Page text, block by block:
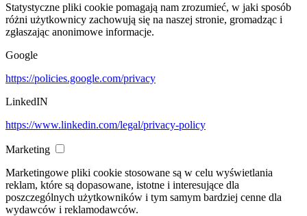
Statystyczne pliki cookie pomagają nam zrozumieć, w jaki sposób
różni użytkownicy zachowują się na naszej stronie, gromadząc i
zgłaszając anonimowe informacje.
Google
https://policies.google.com/privacy
LinkedIN
https://www.linkedin.com/legal/privacy-policy
Marketing
Marketingowe pliki cookie stosowane są w celu wyświetlania
reklam, które są dopasowane, istotne i interesujące dla
poszczególnych użytkowników i tym samym bardziej cenne dla
wydawców i reklamodawców.